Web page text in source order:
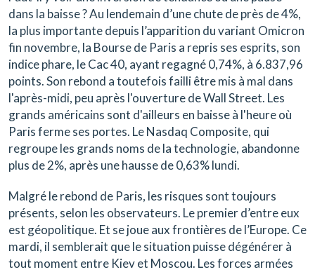
dans la baisse ? Au lendemain d’une chute de près de 4%,
la plus importante depuis l’apparition du variant Omicron
fin novembre, la Bourse de Paris a repris ses esprits, son
indice phare, leCac 40, ayant regagné 0,74%, à 6.837,96
points. Son rebond a toutefois failli être mis à mal dans
l'après-midi, peu après l'ouverture de Wall Street. Les
grands américains sont d'ailleurs en baisse à l'heure où
Paris ferme ses portes. Le Nasdaq Composite, qui
regroupe les grands noms de la technologie, abandonne
plus de 2%, après une hausse de 0,63% lundi.
Malgré le rebond de Paris, les risques sont toujours
présents, selon les observateurs. Le premier d’entre eux
est géopolitique. Et se joue aux frontières de l’Europe. Ce
mardi, il semblerait que le situation puisse dégénérer à
tout moment entre Kiev et Moscou. Les forces armées